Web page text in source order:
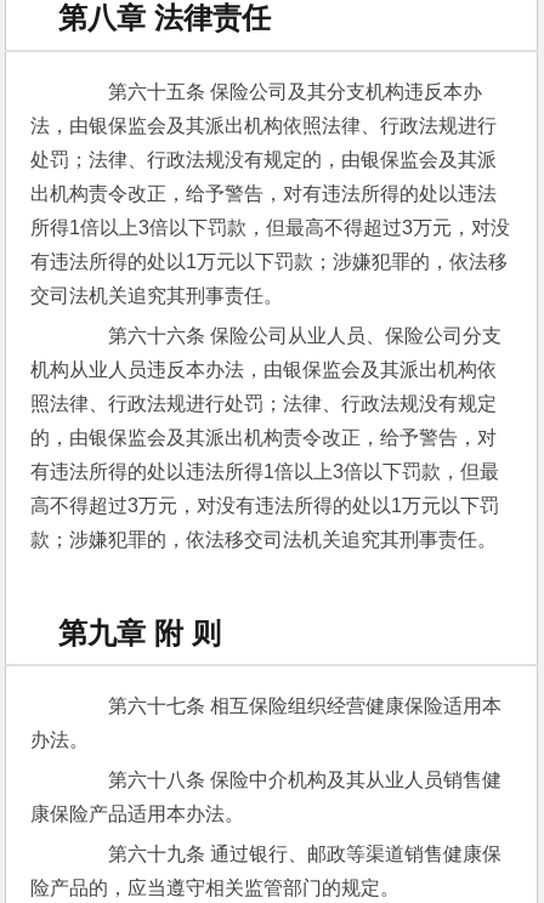
第八章 法律责任
第六十五条 保险公司及其分支机构违反本办
法，由银保监会及其派出机构依照法律、行政法规进行
处罚；法律、行政法规没有规定的，由银保监会及其派
出机构责令改正，给予警告，对有违法所得的处以违法
所得1倍以上3倍以下罚款，但最高不得超过3万元，对没
有违法所得的处以1万元以下罚款；涉嫌犯罪的，依法移
交司法机关追究其刑事责任。
第六十六条 保险公司从业人员、保险公司分支
机构从业人员违反本办法，由银保监会及其派出机构依
照法律、行政法规进行处罚；法律、行政法规没有规定
的，由银保监会及其派出机构责令改正，给予警告，对
有违法所得的处以违法所得1倍以上3倍以下罚款，但最
高不得超过3万元，对没有违法所得的处以1万元以下罚
款；涉嫌犯罪的，依法移交司法机关追究其刑事责任。
第九章 附 则
第六十七条 相互保险组织经营健康保险适用本
办法。
第六十八条 保险中介机构及其从业人员销售健
康保险产品适用本办法。
第六十九条 通过银行、邮政等渠道销售健康保
险产品的，应当遵守相关监管部门的规定。